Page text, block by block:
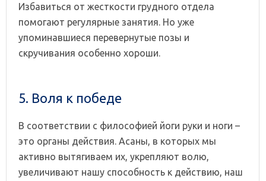
Избавиться от жесткости грудного отдела
помогают регулярные занятия. Но уже
упоминавшиеся перевернутые позы и
скручивания особенно хороши.
5. Воля к победе
В соответствии с философией йоги руки и ноги –
это органы действия. Асаны, в которых мы
активно вытягиваем их, укрепляют волю,
увеличивают нашу способность к действию, наш